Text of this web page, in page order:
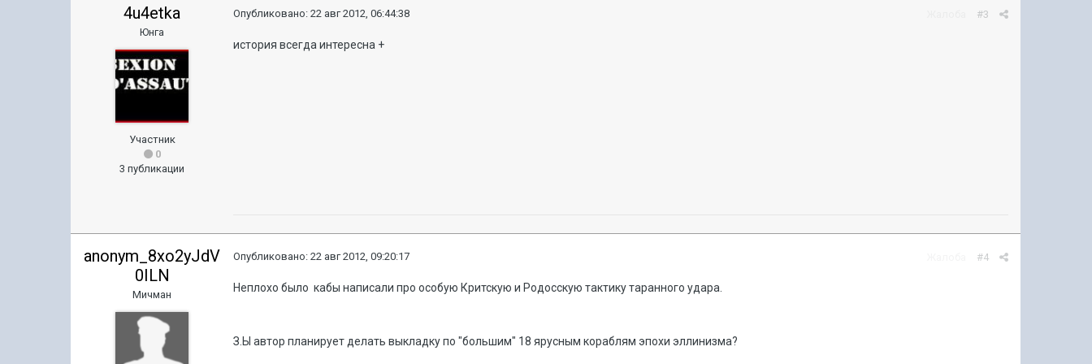
4u4etka
Юнга
Участник
0
3 публикации
#3
Опубликовано:22 авг 2012, 06:44:38
история всегда интересна +
anonym_8xo2yJdV
0ILN
Мичман
#4
Опубликовано:22 авг 2012, 09:20:17
Неплохо было кабы написали про особую Критскую и Родосскую тактику таранного удара.
З.Ы автор планирует делать выкладку по "большим" 18 ярусным кораблям эпохи эллинизма?